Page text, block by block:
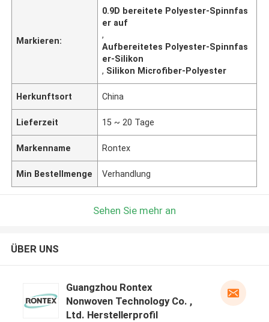
Markieren:
0.9D bereitete Polyester-Spinnfas
er auf
,
Aufbereitetes Polyester-Spinnfas
er-Silikon
, Silikon Microfiber-Polyester
Herkunftsort China
Lieferzeit 15 ~ 20 Tage
Markenname Rontex
Min Bestellmenge Verhandlung
Sehen Sie mehr an
ÜBER UNS
Guangzhou Rontex
Nonwoven Technology Co. ,
Ltd. Herstellerprofil